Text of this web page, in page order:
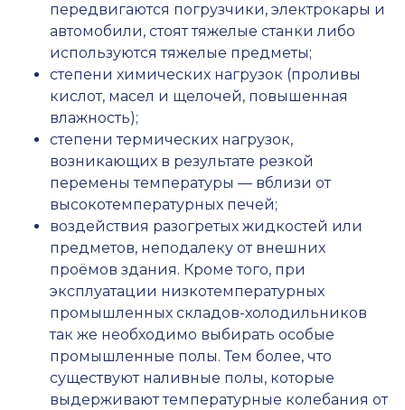
передвигаются погрузчики, электрокары и
автомобили, стоят тяжелые станки либо
используются тяжелые предметы;
степени химических нагрузок (проливы
кислот, масел и щелочей, повышенная
влажность);
степени термических нагрузок,
возникающих в результате резкой
перемены температуры — вблизи от
высокотемпературных печей;
воздействия разогретых жидкостей или
предметов, неподалеку от внешних
проёмов здания. Кроме того, при
эксплуатации низкотемпературных
промышленных складов-холодильников
так же необходимо выбирать особые
промышленные полы. Тем более, что
существуют наливные полы, которые
выдерживают температурные колебания от